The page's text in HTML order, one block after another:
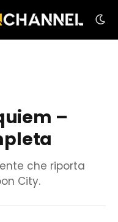
–
che riporta
City.